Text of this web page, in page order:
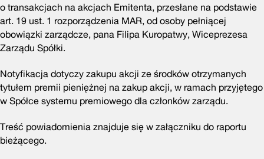
o transakcjach na akcjach Emitenta, przesłane na podstawie
art. 19 ust. 1 rozporządzenia MAR, od osoby pełniącej
obowiązki zarządcze, pana Filipa Kuropatwy, Wiceprezesa
Zarządu Spółki.
Notyfikacja dotyczy zakupu akcji ze środków otrzymanych
tytułem premii pieniężnej na zakup akcji, w ramach przyjętego
w Spółce systemu premiowego dla członków zarządu.
Treść powiadomienia znajduje się w załączniku do raportu
bieżącego.